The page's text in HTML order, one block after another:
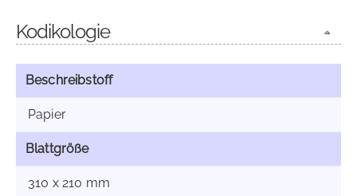
Kodikologie
Beschreibstoff
Papier
Blattgröße
310 x 210 mm